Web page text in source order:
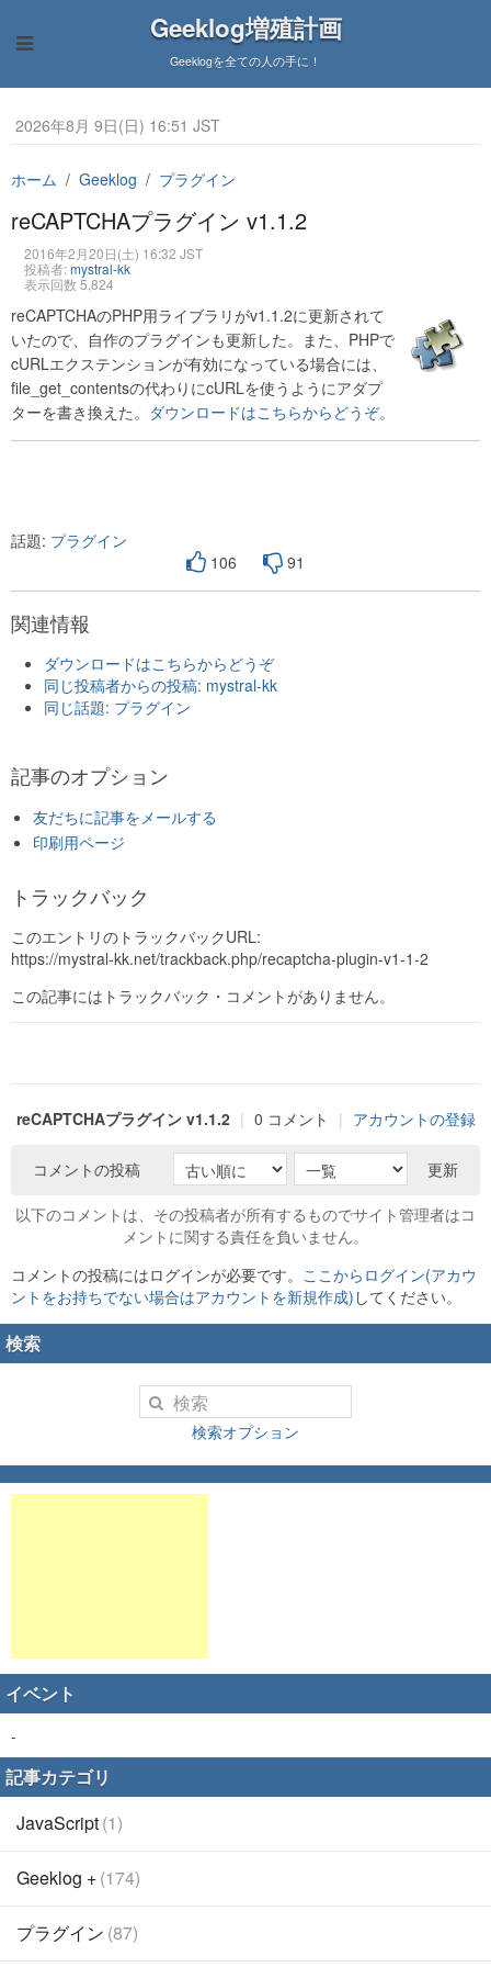
Geeklog増殖計画
Geeklogを全ての人の手に！
2026年8月 9日(日) 16:51 JST
ホーム Geeklog プラグイン
reCAPTCHAプラグイン v1.1.2
2016年2月20日(土) 16:32 JST
投稿者:mystral-kk
表示回数 5,824
reCAPTCHAのPHP用ライブラリがv1.1.2に更新されて
いたので、自作のプラグインも更新した。また、PHPで
cURLエクステンションが有効になっている場合には、
file_get_contentsの代わりにcURLを使うようにアダプ
ターを書き換えた。 ダウンロードはこちらからどうぞ。
話題: プラグイン
106
91
関連情報
ダウンロードはこちらからどうぞ
同じ投稿者からの投稿: mystral-kk
同じ話題: プラグイン
記事のオプション
友だちに記事をメールする
印刷用ページ
トラックバック
このエントリのトラックバックURL:
https://mystral-kk.net/trackback.php/recaptcha-plugin-v1-1-2
この記事にはトラックバック・コメントがありません。
reCAPTCHAプラグイン v1.1.2 | 0 コメント | アカウントの登録
コメントの投稿 更新
以下のコメントは、その投稿者が所有するものでサイト管理者はコ
メントに関する責任を負いません。
コメントの投稿にはログインが必要です。 ここからログイン(アカウ
ントをお持ちでない場合はアカウントを新規作成) してください。
検索
検索オプション
イベント
-
記事カテゴリ
JavaScript(1)
Geeklog +(174)
プラグイン (87)